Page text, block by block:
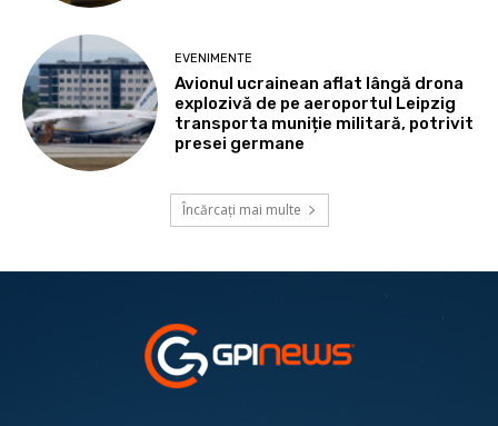
EVENIMENTE
Avionul ucrainean aflat lângă drona
explozivă de pe aeroportul Leipzig
transporta muniție militară, potrivit
presei germane
Încărcați mai multe